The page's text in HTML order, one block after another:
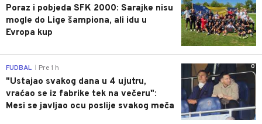
Poraz i pobjeda SFK 2000: Sarajke nisu
mogle do Lige šampiona, ali idu u
Evropa kup
0
FUDBAL Pre 1 h
"Ustajao svakog dana u 4 ujutru,
vraćao se iz fabrike tek na večeru":
Mesi se javljao ocu poslije svakog meča